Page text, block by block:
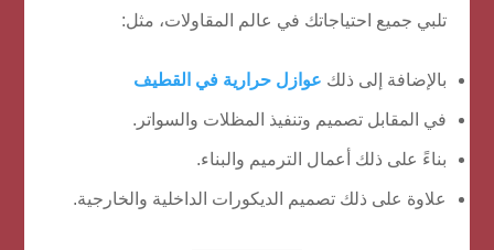
تلبي جميع احتياجاتك في عالم المقاولات، مثل:
بالإضافة إلى ذلك عوازل حرارية في القطيف
في المقابل تصميم وتنفيذ المظلات والسواتر.
بناءً على ذلك أعمال الترميم والبناء.
علاوة على ذلك تصميم الديكورات الداخلية والخارجية.